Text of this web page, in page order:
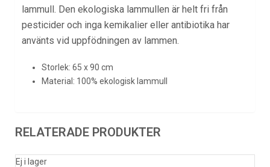
lammull. Den ekologiska lammullen är helt fri från
pesticider och inga kemikalier eller antibiotika har
använts vid uppfödningen av lammen.
Storlek: 65 x 90 cm
Material: 100% ekologisk lammull
RELATERADE PRODUKTER
Ej i lager